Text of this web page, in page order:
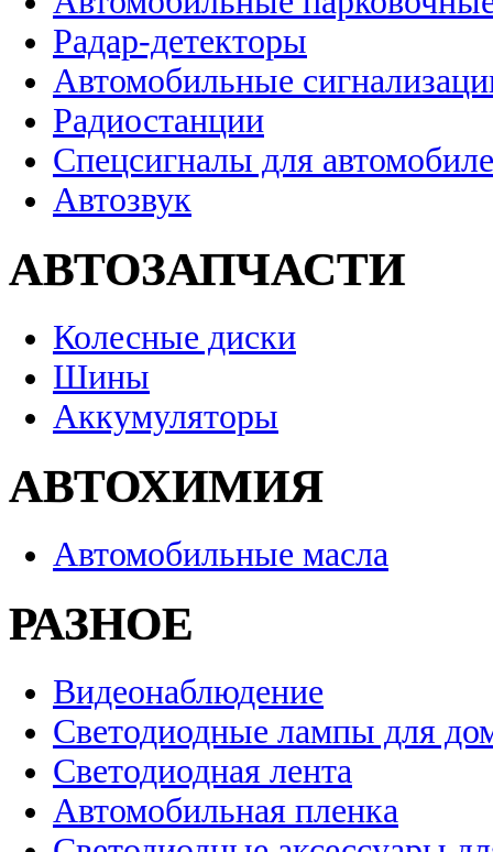
Радар-детекторы
Автомобильные
Радиостанции
Спецсигналы для
Автозвук
АВТОЗАПЧАСТИ
Колесные диски
Шины
Аккумуляторы
АВТОХИМИЯ
Автомобильные масла
РАЗНОЕ
Видеонаблюдение
Светодиодные лампы для
Светодиодная лента
Автомобильная пленка